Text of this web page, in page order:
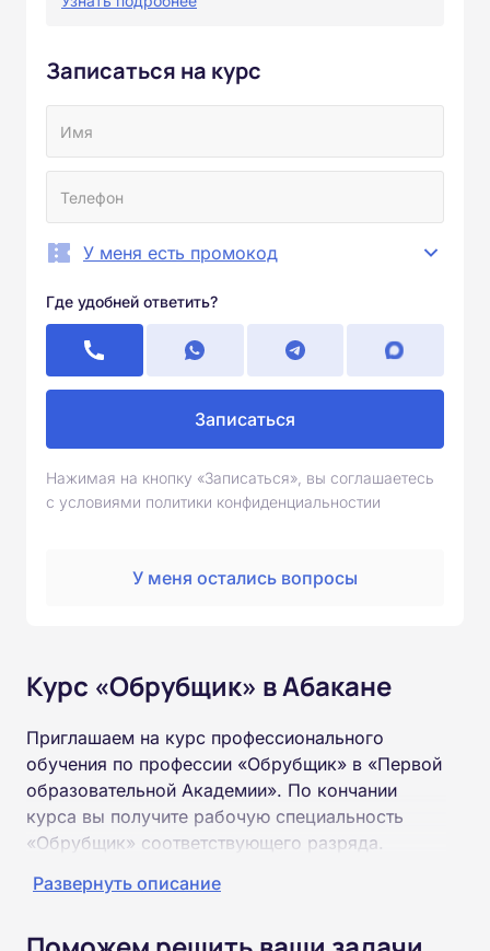
Записаться на курс
У меня есть промокод
Где удобней ответить?
Записаться
Нажимая на кнопку «Записаться», вы соглашаетесь
с условиями политики конфиденциальностии
У меня остались вопросы
Курс «Обрубщик» в Абакане
Приглашаем на курс профессионального
обучения по профессии «Обрубщик» в «Первой
образовательной Академии». По кончании
курса вы получите рабочую специальность
«Обрубщик» соответствующего разряда.
Пройти обучение и получить удостоверение
Развернуть описание